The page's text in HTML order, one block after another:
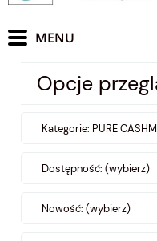
Opcje
Kategorie: PURE
Dostępność: (wybierz)
Nowość: (wybierz)